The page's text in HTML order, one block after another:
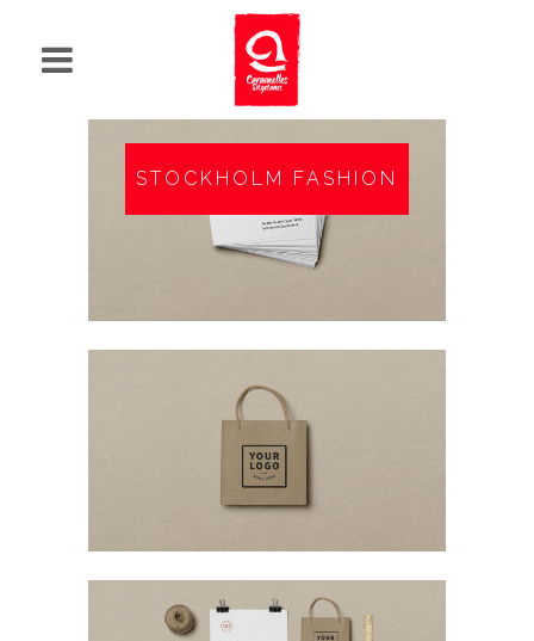
STOCKHOLM FASHION